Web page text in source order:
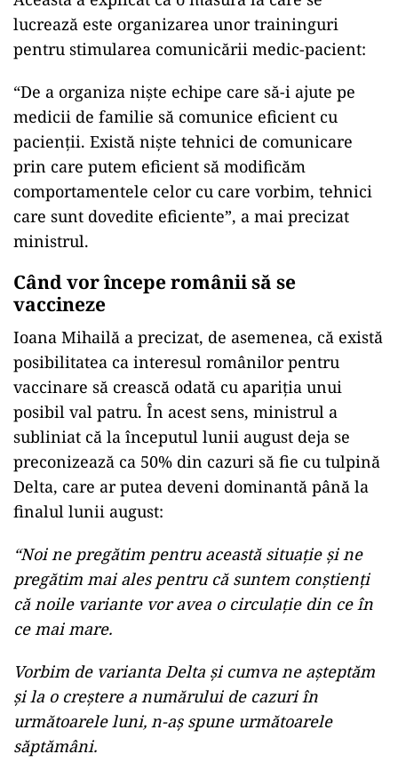
lucrează este organizarea unor traininguri
pentru stimularea comunicării medic-pacient:
“De a organiza niște echipe care să-i ajute pe
medicii de familie să comunice eficient cu
pacienții. Există niște tehnici de comunicare
prin care putem eficient să modificăm
comportamentele celor cu care vorbim, tehnici
care sunt dovedite eficiente”, a mai precizat
ministrul.
Când vor începe românii să se
vaccineze
Ioana Mihailă a precizat, de asemenea, că există
posibilitatea ca interesul românilor pentru
vaccinare să crească odată cu apariția unui
posibil val patru. În acest sens, ministrul a
subliniat că la începutul lunii august deja se
preconizează ca 50% din cazuri să fie cu tulpină
Delta, care ar putea deveni dominantă până la
finalul lunii august:
“Noi ne pregătim pentru această situație și ne
pregătim mai ales pentru că suntem conștienți
că noile variante vor avea o circulație din ce în
ce mai mare.
Vorbim de varianta Delta și cumva ne așteptăm
și la o creștere a numărului de cazuri în
următoarele luni, n-aș spune următoarele
săptămâni.